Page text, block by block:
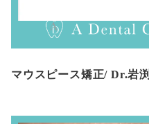
マウスピース矯正/ Dr.岩渕